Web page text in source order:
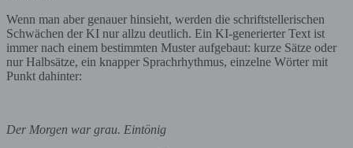
Wenn man aber genauer hinsieht, werden die schriftstellerischen
Schwächen der KI nur allzu deutlich. Ein KI-generierter Text ist
immer nach einem bestimmten Muster aufgebaut: kurze Sätze oder
nur Halbsätze, ein knapper Sprachrhythmus, einzelne Wörter mit
Punkt dahinter:
Der Morgen war grau. Eintönig